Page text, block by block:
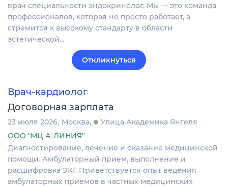
врач специальности эндокринолог. Мы — это команда
профессионалов, которая не просто работает, а
стремится к высокому стандарту в области
эстетической…
Откликнуться
Врач-кардиолог
Договорная зарплата
23 июля 2026 Москва
Улица Академика Янгеля
ООО "МЦ А-ЛИНИЯ"
Диагностирование, лечение и оказание медицинской
помощи. Амбулаторный прием, выполнение и
расшифровка ЭКГ. Приветствуется опыт ведения
амбулаторных приемов в частных медицинских